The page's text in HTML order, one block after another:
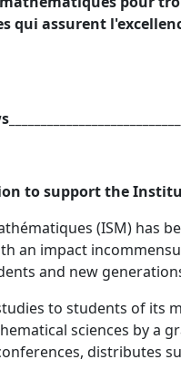
qui assurent
to support the
(ISM) has
an impact
and new
to students of its
sciences by a
distributes